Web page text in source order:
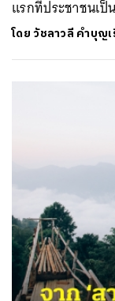
แรกที่ประชาชนเป็
โดยวัชลาวลี คำบุญเ